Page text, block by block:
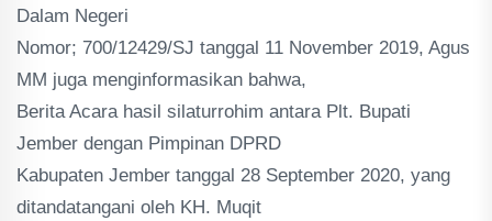
Dalam Negeri
Nomor; 700/12429/SJ tanggal 11 November 2019, Agus
MM juga menginformasikan bahwa,
Berita Acara hasil silaturrohim antara Plt. Bupati
Jember dengan Pimpinan DPRD
Kabupaten Jember tanggal 28 September 2020, yang
ditandatangani oleh KH. Muqit